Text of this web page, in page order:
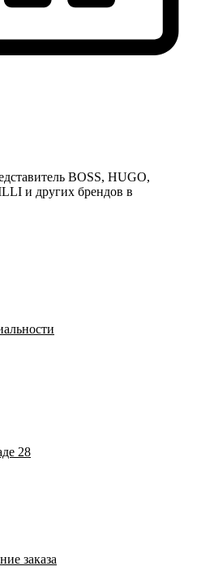
BOSS, HUGO,
и других брендов в
28
заказа